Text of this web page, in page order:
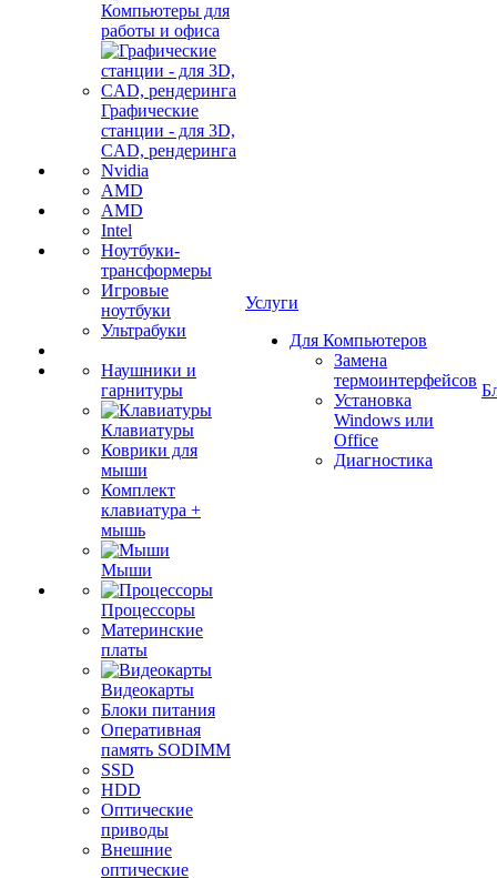
Компьютеры для
работы и офиса
Графические
станции - для 3D,
CAD, рендеринга
Nvidia
AMD
AMD
Intel
Ноутбуки-
трансформеры
Игровые
ноутбуки
Ультрабуки
Наушники и
гарнитуры
Клавиатуры
Коврики для
мыши
Комплект
клавиатура +
мышь
Мыши
Процессоры
Материнские
платы
Видеокарты
Блоки питания
Оперативная
память SODIMM
SSD
HDD
Оптические
приводы
Внешние
оптические
Услуги
Для Компьютеров
Замена
термоинтерфейсов
Установка
Windows или
Office
Диагностика